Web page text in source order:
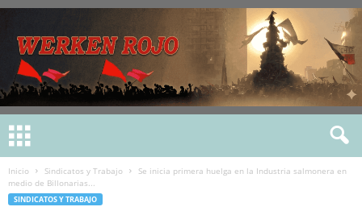
Inicio Sindicatos y Trabajo
Se inicia primera huelga en la Industria salmonera en
medio de Billonarias...
SINDICATOS Y TRABAJO